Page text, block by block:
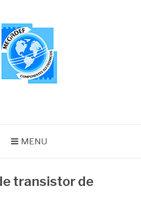
MENU
transistor de